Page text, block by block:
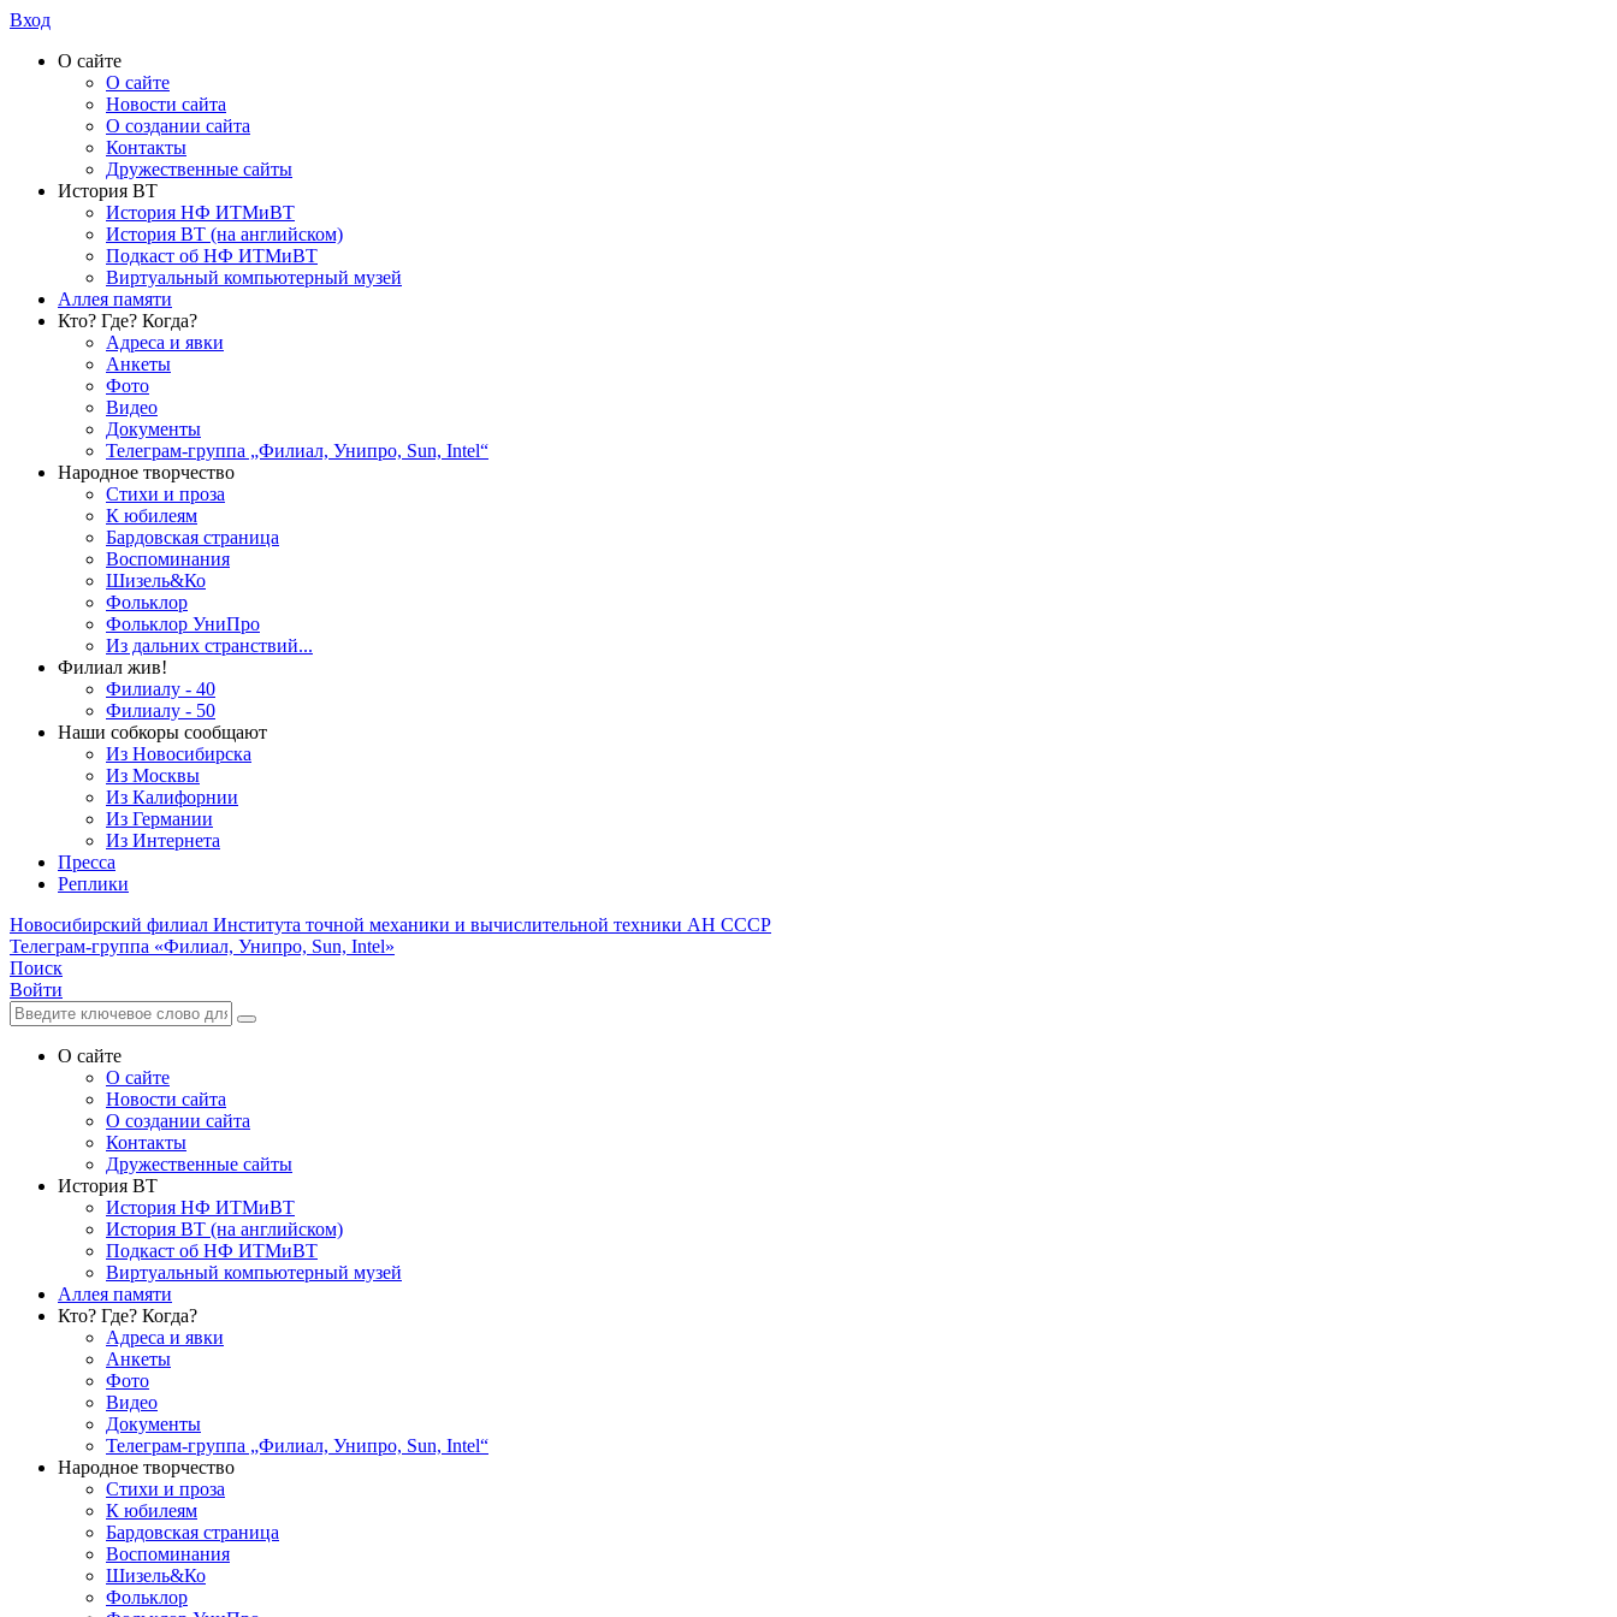
Вход
О сайте
О сайте
Новости сайта
О создании сайта
Контакты
Дружественные сайты
История ВТ
История НФ ИТМиВТ
История ВТ (на английском)
Подкаст об НФ ИТМиВТ
Виртуальный компьютерный музей
Аллея памяти
Кто? Где? Когда?
Адреса и явки
Анкеты
Фото
Видео
Документы
Телеграм-группа „Филиал, Унипро, Sun, Intel“
Народное творчество
Стихи и проза
К юбилеям
Бардовская страница
Воспоминания
Шизель&Ко
Фольклор
Фольклор УниПро
Из дальних странствий...
Филиал жив!
Филиалу - 40
Филиалу - 50
Наши собкоры сообщают
Из Новосибирска
Из Москвы
Из Калифорнии
Из Германии
Из Интернета
Пресса
Реплики
Новосибирский филиал Института точной механики и вычислительной техники АН СССР
Телеграм-группа «Филиал, Унипро, Sun, Intel»
Поиск
Войти
О сайте
О сайте
Новости сайта
О создании сайта
Контакты
Дружественные сайты
История ВТ
История НФ ИТМиВТ
История ВТ (на английском)
Подкаст об НФ ИТМиВТ
Виртуальный компьютерный музей
Аллея памяти
Кто? Где? Когда?
Адреса и явки
Анкеты
Фото
Видео
Документы
Телеграм-группа „Филиал, Унипро, Sun, Intel“
Народное творчество
Стихи и проза
К юбилеям
Бардовская страница
Воспоминания
Шизель&Ко
Фольклор